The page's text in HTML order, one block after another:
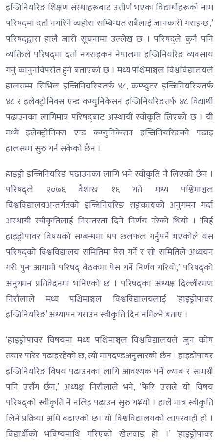
इन्जिनियरिङ शिक्षण संस्थाहरूबाट उत्तीर्ण भएका विद्यार्थीहरूको नाम
परिषद्‌मा दर्ता नगरिने व्यहोरा सम्बिन्धत सबैलाई जानकारी गराइन्छ,’
परिषद्‌द्वारा हालै जारी सूचनामा उल्लेख छ । परिषद्ले कुनै पनि
व्यक्तिले परिषद्‌मा दर्ता नगराइकन नेपालमा इन्जिनियरिङ व्यवसाय
गर्नु कानुनविपरीत हुने बताएको छ । मध्य पश्चिमाञ्चल विश्वविद्यालयले
हालसम्म सिभिल इन्जिनियरिङतर्फ ४८, कम्प्युटर इन्जिनियरिङतर्फ
४८ र इलेक्ट्रोनिक्स एन्ड कम्युनिकेसन इन्जिनियरिङतर्फ ४८ विद्यार्थी
पढाउनका लागिमात्र परिषद्‌बाट अस्थायी स्वीकृति लिएको छ । यी
मध्ये इलेक्ट्रोनिक्स एन्ड कम्युनिकेसन इन्जिनियरिङको पढाइ
हालसम्म सुरु गर्न सकेको छैन ।
हाइड्रो इन्जिनियरिङ पढाउनका लागि भने स्वीकृति नै लिएको छैन ।
परिषद्ले २०७६ वैशाख १६ गते मध्य पश्चिमाञ्चल
विश्वविद्यालयअन्तर्गतको इन्जिनियरिङ सङ्‌कायको अनुगमन गर्दा
अस्थायी स्वीकृतिलाई निरन्तरता दिने निर्णय गरेको थियो । ‘बिई
हाइड्रोपावर विषयको सम्बन्धमा थप छलफल गर्नुपर्ने भएकोले यस
परिषद्को विश्वविद्यालय समितिमा पेस गर्ने र सो समितिले अध्ययन
गरी पुनः आगामी परिषद् बैठकमा पेस गर्ने निर्णय गरियो,’ परिषद्को
अनुगमन प्रतिवेदनमा भनिएको छ । परिषद्का अध्यक्ष दिल्लीरमण
निरौलाले मध्य पश्चिमाञ्चल विश्वविद्यालयलाई ‘हाइड्रोपावर
इन्जिनियरिङ’ अध्यापन गराउन स्वीकृति दिन नमिल्ने बताए ।
‘हाइड्रोपावर विषयमा मध्य पश्चिमाञ्चल विश्वविद्यालयले जुन कोष
तयार पारेर पढाइरहेको छ, त्यो मापदण्डअनुसारको छैन । हाइडोपावर
इन्जिनियरिङ विषय पढाउनका लागि आवश्यक पर्ने ल्याब र सामग्री
पनि उसँग छैन,’ अध्यक्ष निरौलाले भने, ‘फेरि उसले यो विषय
परिषद्को स्वीकृति नै नलिइ पढाउन सुरु ग¥यो । हालै मात्र स्वीकृति
लिने प्रक्रिया अघि बढाएको छ। यो विश्वविद्यालयको लापरवाही हो ।
विद्यार्थीको भविष्यमाथि गरिएको खेलवाड हो ।’ ‘हाइड्रोपावर